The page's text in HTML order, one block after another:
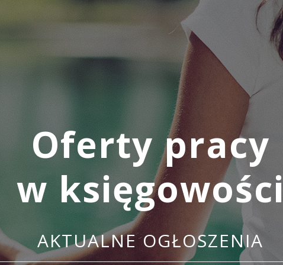
Oferty pracy
w
AKTUALNE OGŁOSZENIA